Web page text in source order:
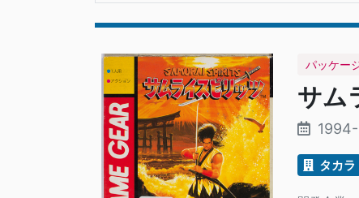
パッケー
サム
タカラ